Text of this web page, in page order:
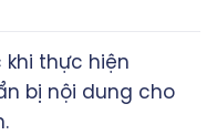
khi thực hiện
bị nội dung cho